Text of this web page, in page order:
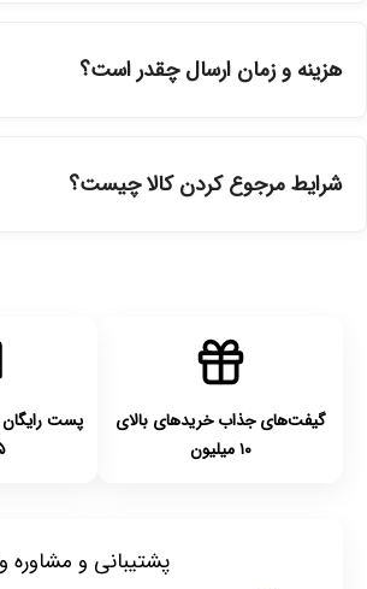
نمایندگی‌های معتبر تهیه شده و دارای بچ‌کد
هزینه و زمان ارسال چقدر است؟
شرایط مرجوع کردن کالا چیست؟
گیفت‌های جذاب خریدهای بالای
۱۰ میلیون
پست رایگان
۵
پشتیبانی و